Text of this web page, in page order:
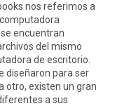
nos referimos a
encuentran
del mismo
de escritorio.
diseñaron para ser
otro, existen un gran
a sus